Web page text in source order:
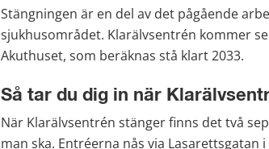
Stängningen är en del av det pågående
sjukhusområdet. Klarälvsentrén kommer
Akuthuset, som beräknas stå klart 2033.
Så tar du dig in när
När Klarälvsentrén stänger finns det två
man ska. Entréerna nås via